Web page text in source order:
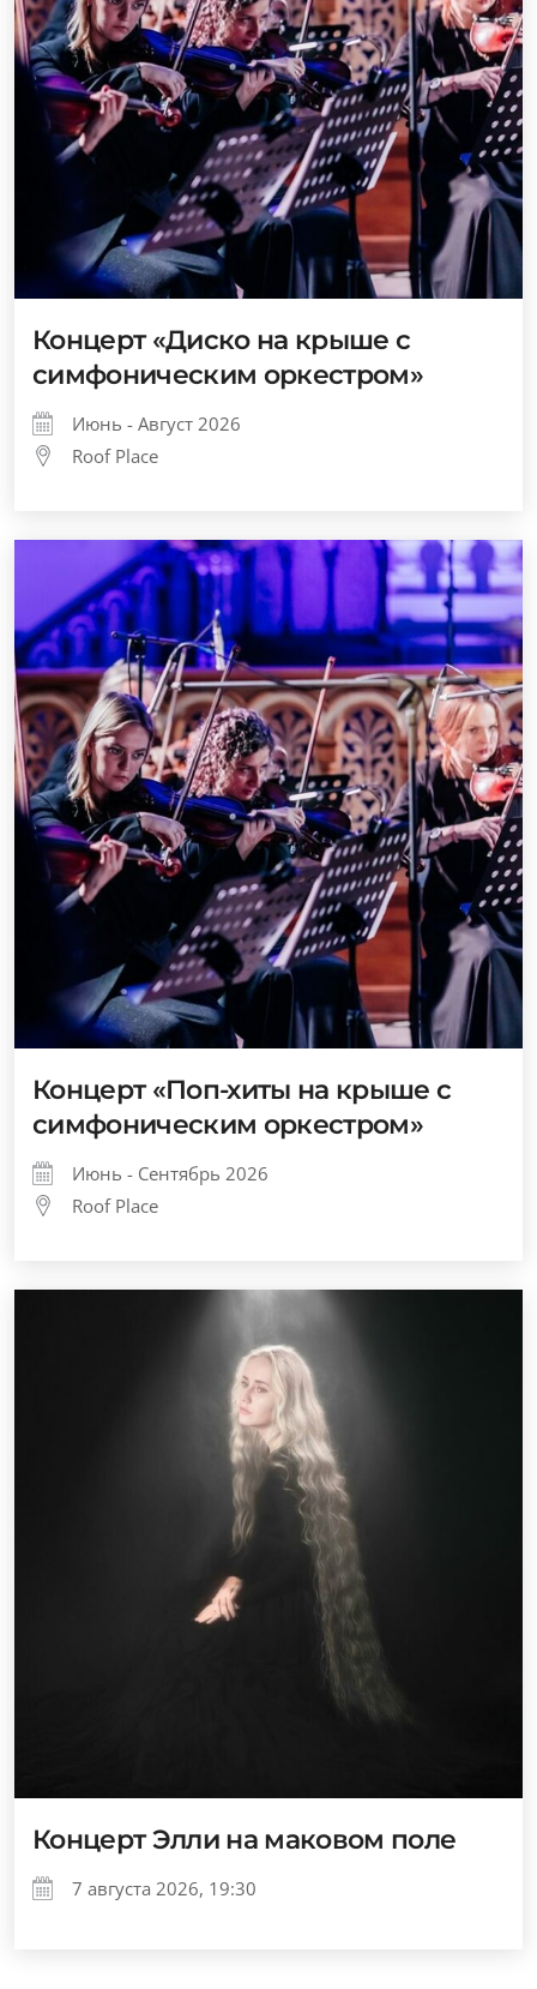
Концерт «Диско на крыше с
симфоническим оркестром»
Июнь - Август 2026
Roof Place
Концерт «Поп-хиты на крыше с
симфоническим оркестром»
Июнь - Сентябрь 2026
Roof Place
Концерт Элли на маковом поле
7 августа 2026, 19:30